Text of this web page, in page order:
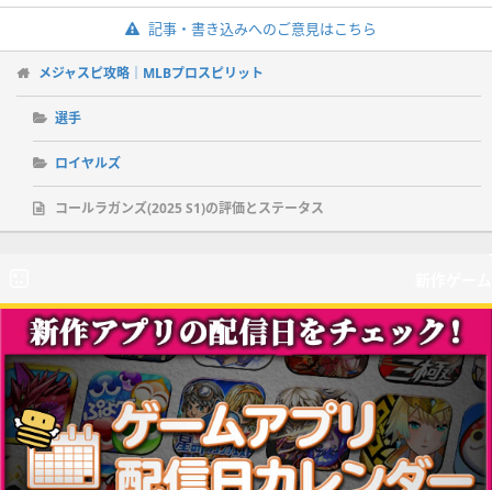
記事・書き込みへのご意見はこちら
メジャスピ攻略｜MLBプロスピリット
選手
ロイヤルズ
コールラガンズ(2025 S1)の評価とステータス